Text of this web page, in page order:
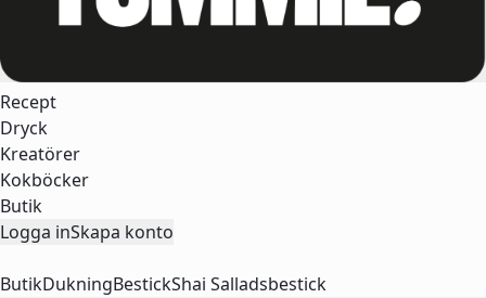
Recept
Dryck
Kreatörer
Kokböcker
Butik
Logga inSkapa konto
ButikDukningBestickShai Salladsbestick